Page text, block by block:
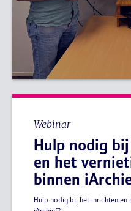
Webinar
Hulp nodig
en het
binnen
Hulp nodig bij het inrichten en